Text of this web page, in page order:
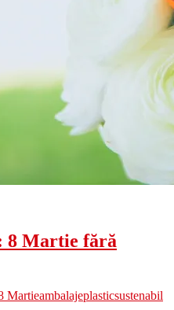
8 Martie fără
Martieambalajeplasticsustenabil